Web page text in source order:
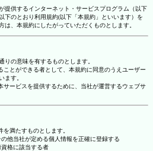
提供するインターネット・サービスプログラム（以下
下のとおり利用規約(以下「本規約」といいます）を
、本規約にしたがっていただくものとします。
りの意味を有するものとします。
ことができる者として、本規約に同意のうえユーザー
ます。
サービスを提供するために、当社が運営するウェブサ
満たすものとします。
他当社が定める個人情報を正確に登録する
格に該当する者